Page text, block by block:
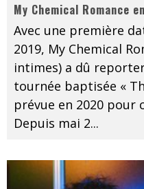
My Chemical Romance
Avec une première
2019, My Chemical
intimes) a dû
tournée baptisée «
prévue en 2020 pour
Depuis mai 2...